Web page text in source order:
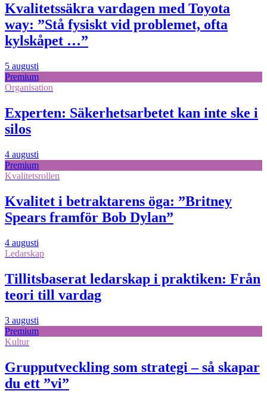
Kvalitetssäkra vardagen med Toyota
way: ”Stå fysiskt vid problemet, ofta
kylskåpet …”
5 augusti
Premium
Organisation
Experten: Säkerhetsarbetet kan inte ske i
silos
4 augusti
Premium
Kvalitetsrollen
Kvalitet i betraktarens öga: ”Britney
Spears framför Bob Dylan”
4 augusti
Ledarskap
Tillitsbaserat ledarskap i praktiken: Från
teori till vardag
3 augusti
Premium
Kultur
Grupputveckling som strategi – så skapar
du ett ”vi”